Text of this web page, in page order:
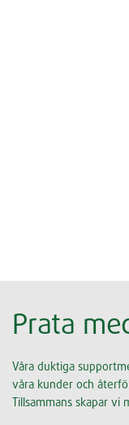
Prata
Våra duktiga
våra kunder och
Tillsammans skapar vi